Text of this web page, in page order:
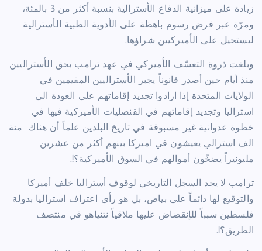
زيادة على ميزانية الدفاع الأسترالية بنسبة أكثر من 3 بالمئة،
ومرّة عبر فرض رسوم باهظة على الأدوية الطبية الأسترالية
ليستحيل على الأميركيين شراؤها.
وبلغت ذروة التعسّف الأميركي في عهد ترامب بحق الأستراليين
منذ أيام حين أصدر قانوناً يجبر الأستراليين المقيمين في
الولايات المتحدة إذا ارادوا تجديد إقاماتهم على العودة الى
استراليا وتجديد إقاماتهم في القنصليات الأميركية فيها في
خطوة عدوانية غير مسبوقة في تاريخ البلدين علماً أن هناك مئة
الف استرالي يعيشون في اميركا بينهم أكثر من عشرين
مليونيراً يضخّون أموالهم في السوق الأميركية؟!.
ترامب لا يجد السجل التاريخي لوقوف أستراليا خلف أميركا
والتوقيع لها دائماً على بياض، بل هو رأى اعتراف استراليا بدولة
فلسطين سبباً للإنقضاض عليها ملاقياً نتنياهو في منتصف
الطريق؟!.